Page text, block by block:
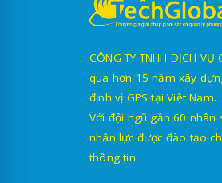
CÔNG TY TNHH DỊCH
qua hơn 15 năm xây
định vị GPS tại Việt Nam.
Với đội ngũ gần 60 nhân
nhân lực được đào tạo
thông tin.